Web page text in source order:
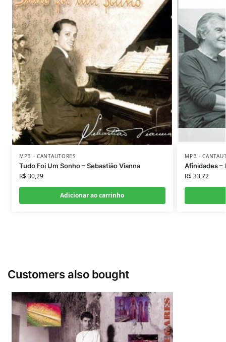
MPB - CANTAUTORES
Tudo Foi Um Sonho – Sebastião Vianna
R$30,29
Adicionar ao carrinho
MPB -
Afinidades –
R$33,72
Customers also bought